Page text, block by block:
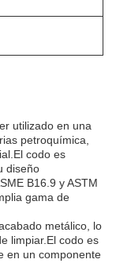
utilizado en una
petroquímica,
codo es
diseño
B16.9 y ASTM
gama de
metálico, lo
limpiar.El codo es
en un componente